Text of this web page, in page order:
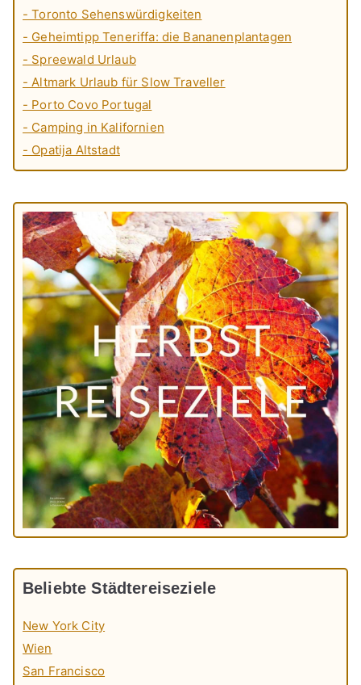
- Toronto Sehenswürdigkeiten
- Geheimtipp Teneriffa: die Bananenplantagen
- Spreewald Urlaub
- Altmark Urlaub für Slow Traveller
- Porto Covo Portugal
- Camping in Kalifornien
- Opatija Altstadt
Beliebte Städtereiseziele
New York City
Wien
San Francisco